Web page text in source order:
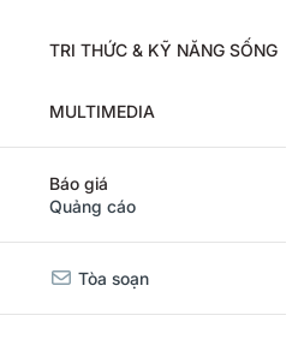
TRI THỨC & KỸ NĂNG SỐNG
MULTIMEDIA
Báo giá
Quảng cáo
Tòa soạn